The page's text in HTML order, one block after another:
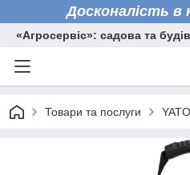
Досконалість в
«Агросервіс»: садова та
Товари та послуги